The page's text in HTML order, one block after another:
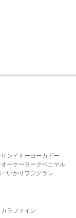
ンイトーヨーカドー
オーケー ヨークベニマル
いかり フジグラン
カラファイン